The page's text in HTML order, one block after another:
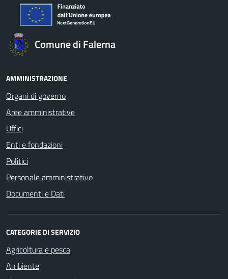
Comune di Falerna
AMMINISTRAZIONE
Organi di governo
Aree amministrative
Uffici
Enti e fondazioni
Politici
Personale amministrativo
Documenti e Dati
CATEGORIE DI SERVIZIO
Agricoltura e pesca
Ambiente